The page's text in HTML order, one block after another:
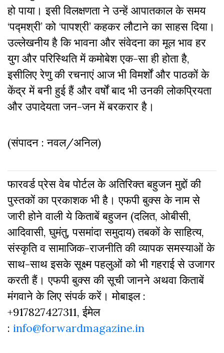
हो पाया। इसी विलक्षणता ने उन्हें आपातकाल के समय
‘पद्मश्री’ को ‘पापश्री’ कहकर लौटाने का साहस दिया।
उल्लेखनीय है कि भावना और संवेदना का मूल भाव हर
युग और परिस्थिति में कमोबेश एक-सा ही होता है,
इसीलिए रेणु की रचनाएं आज भी विमर्शों और पाठकों के
केंद्र में बनी हुई हैं और वर्षों बाद भी उनकी लोकप्रियता
और उपादेयता जन-जन में बरकरार है।
(संपादन : नवल/अनिल)
फारवर्ड प्रेस वेब पोर्टल के अतिरिक्‍त बहुजन मुद्दों की
पुस्‍तकों का प्रकाशक भी है। एफपी बुक्‍स के नाम से
जारी होने वाली ये किताबें बहुजन (दलित, ओबीसी,
आदिवासी, घुमंतु, पसमांदा समुदाय) तबकों के साहित्‍य,
संस्‍क‍ृति व सामाजिक-राजनीति की व्‍यापक समस्‍याओं के
साथ-साथ इसके सूक्ष्म पहलुओं को भी गहराई से उजागर
करती हैं। एफपी बुक्‍स की सूची जानने अथवा किताबें
मंगवाने के लिए संपर्क करें। मोबाइल :
+917827427311, ईमेल
: info@forwardmagazine.in